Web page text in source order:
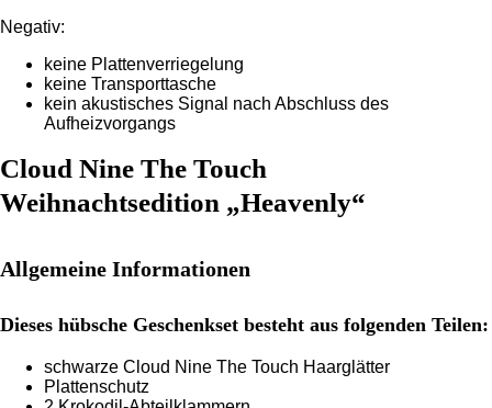
Negativ:
keine Plattenverriegelung
keine Transporttasche
kein akustisches Signal nach Abschluss des
Aufheizvorgangs
Cloud Nine The Touch
Weihnachtsedition „Heavenly“
Allgemeine Informationen
Dieses hübsche Geschenkset besteht aus folgenden Teilen:
schwarze Cloud Nine The Touch Haarglätter
Plattenschutz